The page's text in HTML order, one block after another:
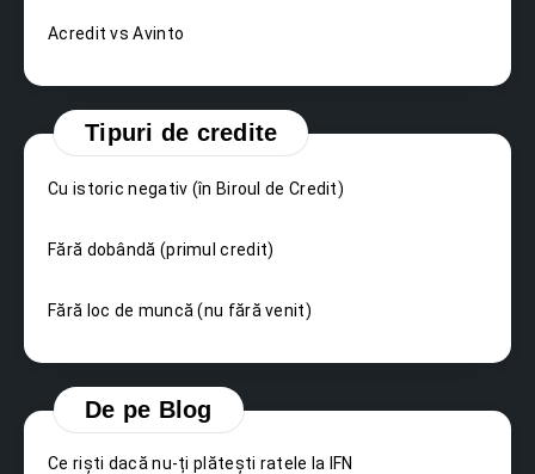
Acredit vs Avinto
Tipuri de credite
Cu istoric negativ (în Biroul de Credit)
Fără dobândă (primul credit)
Fără loc de muncă (nu fără venit)
De pe Blog
Ce riști dacă nu-ți plătești ratele la IFN